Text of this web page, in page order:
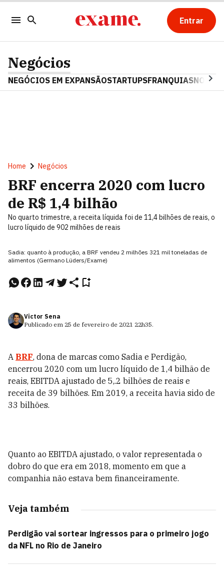
Entrar
Negócios
NEGÓCIOS EM EXPANSÃOSTARTUPSFRANQUIAS
Home Negócios
BRF encerra 2020 com lucro
de R$ 1,4 bilhão
No quarto trimestre, a receita líquida foi de 11,4 bilhões de reais, o
lucro líquido de 902 milhões de reais
Sadia: quanto à produção, a BRF vendeu 2 milhões 321 mil toneladas de
alimentos (Germano Lüders/Exame)
Victor Sena
Publicado em 25 de fevereiro de 2021 22h35.
A BRF, dona de marcas como Sadia e Perdigão,
encerrou 2020 com um lucro líquido de 1,4 bilhão de
reais, EBITDA ajustado de 5,.2 bilhões de reais e
receita de 39 bilhões. Em 2019, a receita havia sido de
33 bilhões.
Quanto ao EBITDA ajustado, o valor representada o
dobro do que era em 2018, momento em que a
companhia não estava bem financeiramente.
Veja também
Perdigão vai sortear ingressos para o primeiro jogo
da NFL no Rio de Janeiro